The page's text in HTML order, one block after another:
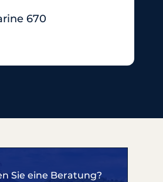
670
Sie eine Beratung?